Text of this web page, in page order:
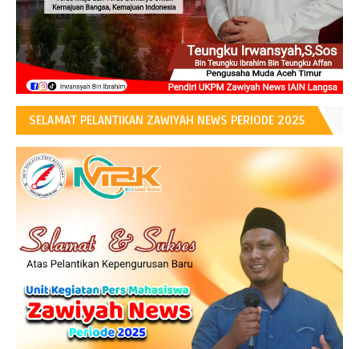
SELAMAT PELANTIKAN ZAWIYAH NEWS PERIODE 2025